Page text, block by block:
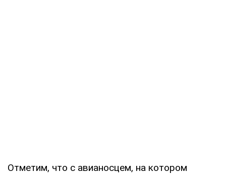
Отметим, что с авианосцем, на котором